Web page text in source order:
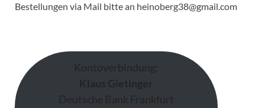
Bestellungen via Mail bitte an heinoberg38@gmail.com
Kontoverbindung:
Klaus Gietinger
Deutsche Bank Frankfurt